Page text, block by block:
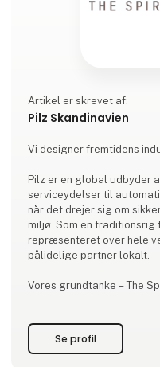
Artikel er skrevet af:
Pilz Skandinavien
Vi designer fremtidens
Pilz er en global udbyder
serviceydelser til
når det drejer sig om
miljø. Som en
repræsenteret over hele
pålidelige partner lokalt.
Vores grundtanke – The
ses i hvert eneste produkt
som tager hensyn til
Se profil